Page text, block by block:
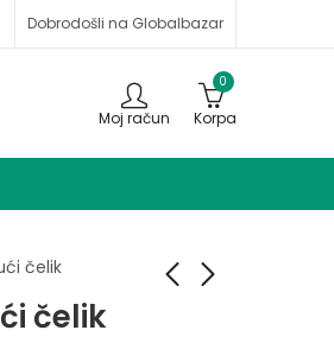
Dobrodošli na Globalbazar
Moj račun
0
Korpa
čelik
čelik